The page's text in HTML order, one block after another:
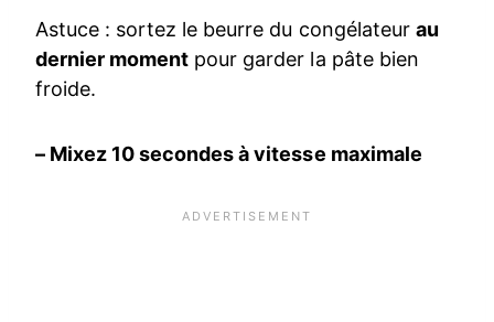
Astuce : sortez le beurre du congélateur au
dernier moment pour garder la pâte bien
froide.
– Mixez 10 secondes à vitesse maximale